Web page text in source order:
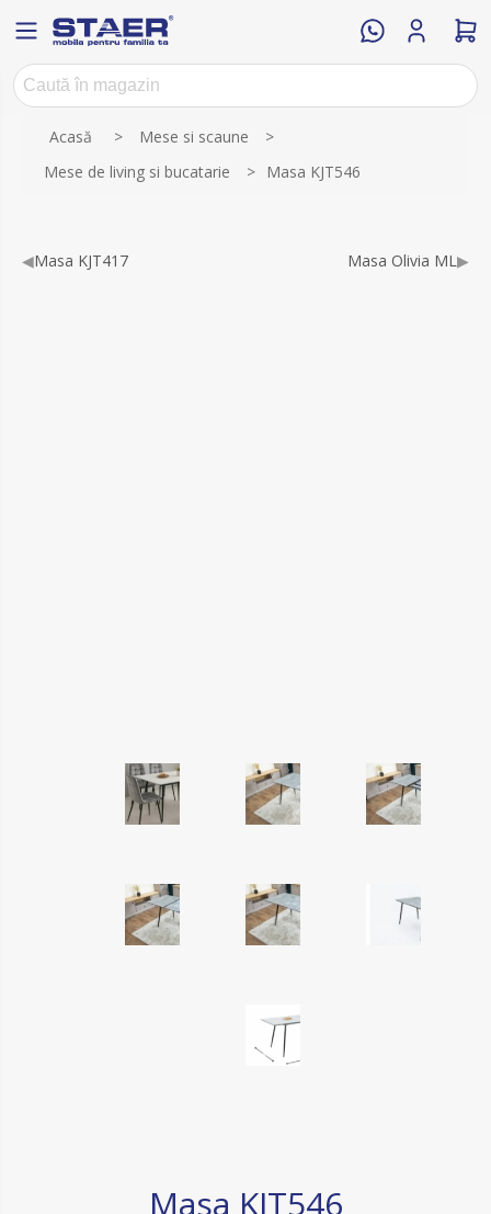
Acasă > Mese si scaune
>
Mese de living si bucatarie
> Masa KJT546
◀Masa KJT417 Masa Olivia ML▶
Masa KJT546
Numele atributului Valoarea atributului